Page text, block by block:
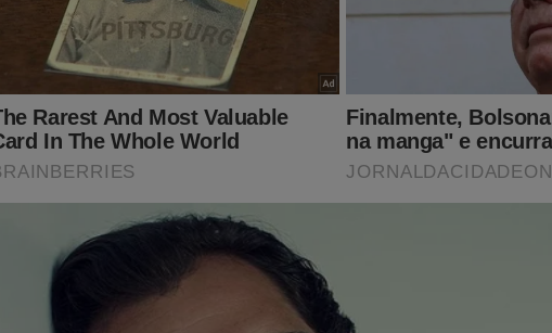
O próprio Bolsonaro já conhece os livros: